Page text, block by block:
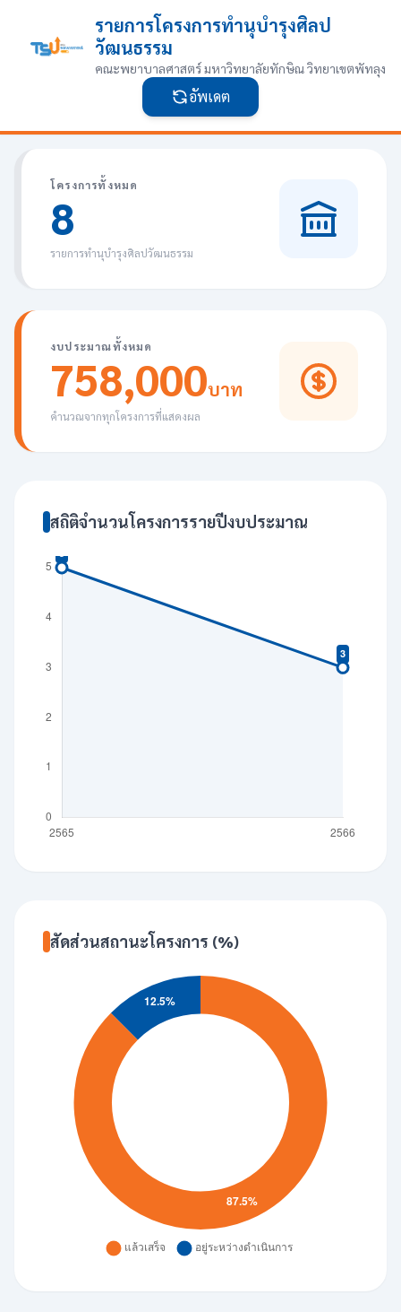
รายการโครงการทำนุบำรุงศิลป
วัฒนธรรม
คณะพยาบาลศาสตร์ มหาวิทยาลัยทักษิณ วิทยาเขตพัทลุง
อัพเดต
โครงการทั้งหมด
8
รายการทำนุบำรุงศิลปวัฒนธรรม
งบประมาณทั้งหมด
758,000บาท
คำนวณจากทุกโครงการที่แสดงผล
สถิติจำนวนโครงการรายปีงบประมาณ
สัดส่วนสถานะโครงการ (%)